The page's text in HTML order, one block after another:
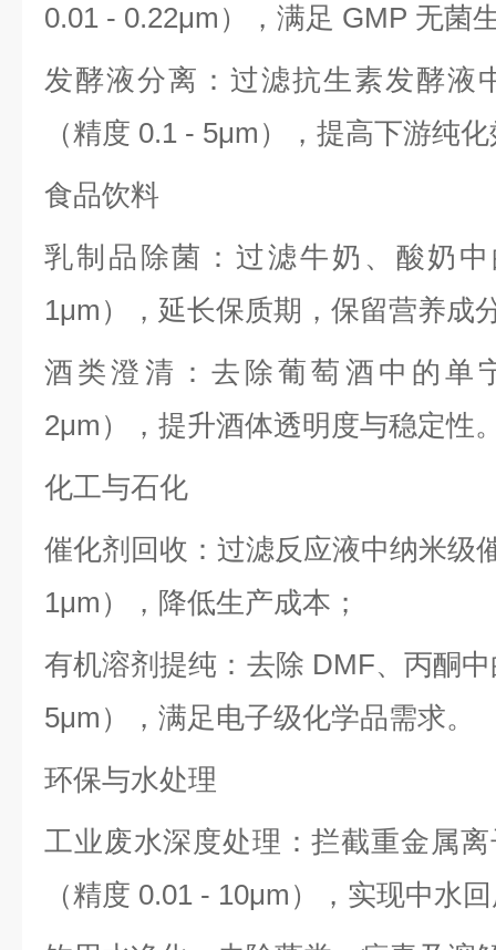
0.01 - 0.22μm），满足 GMP 无菌
发酵液分离：过滤抗生素发酵液
（精度 0.1 - 5μm），提高下游纯
食品饮料
乳制品除菌：过滤牛奶、酸奶
1μm），延长保质期，保留营养成
酒类澄清：去除葡萄酒中的单
2μm），提升酒体透明度与稳定性
化工与石化
催化剂回收：过滤反应液中纳米级
1μm），降低生产成本；
有机溶剂提纯：去除 DMF、丙酮
5μm），满足电子级化学品需求。
环保与水处理
工业废水深度处理：拦截重金属
（精度 0.01 - 10μm），实现中水